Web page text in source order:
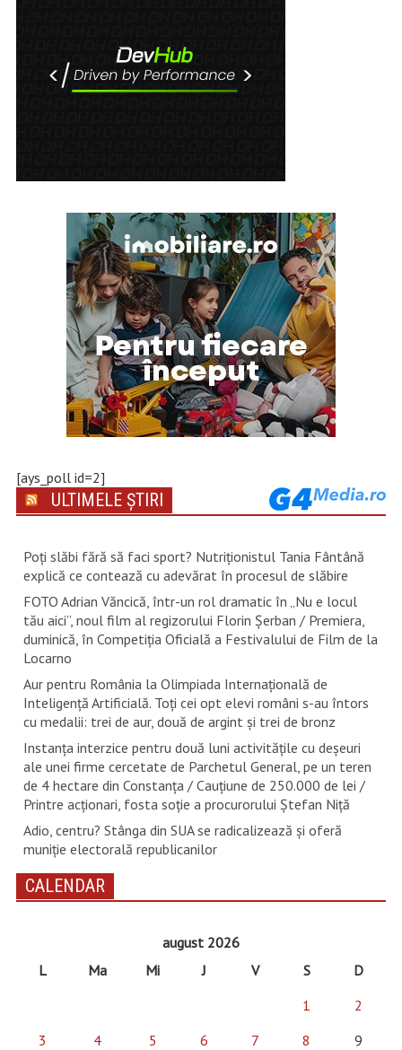
[ays_poll id=2]
ULTIMELE ȘTIRI
Poți slăbi fără să faci sport? Nutriționistul Tania Fântână
explică ce contează cu adevărat în procesul de slăbire
FOTO Adrian Văncică, într-un rol dramatic în „Nu e locul
tău aici”, noul film al regizorului Florin Șerban / Premiera,
duminică, în Competiția Oficială a Festivalului de Film de la
Locarno
Aur pentru România la Olimpiada Internațională de
Inteligență Artificială. Toți cei opt elevi români s-au întors
cu medalii: trei de aur, două de argint și trei de bronz
Instanța interzice pentru două luni activitățile cu deșeuri
ale unei firme cercetate de Parchetul General, pe un teren
de 4 hectare din Constanța / Cauțiune de 250.000 de lei /
Printre acționari, fosta soție a procurorului Ștefan Niță
Adio, centru? Stânga din SUA se radicalizează și oferă
muniție electorală republicanilor
CALENDAR
august 2026
L
Ma Mi J V S
D
1
2
3
4 5 6 7 8
9